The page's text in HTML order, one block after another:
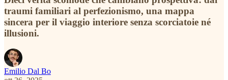
traumi familiari al perfezionismo, una mappa
sincera per il viaggio interiore senza scorciatoie né
illusioni.
Emilio Dal Bo